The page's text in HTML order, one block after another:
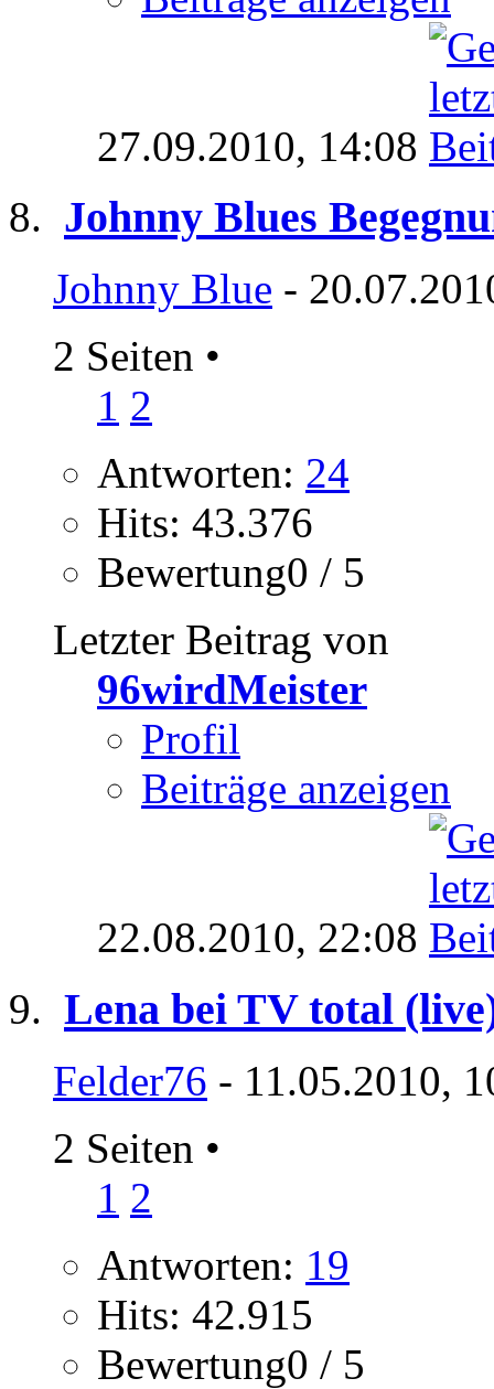
27.09.2010, 14:08
Johnny Blues
Johnny Blue -
2 Seiten •
1 2
Antworten: 24
Hits: 43.376
Bewertung0 / 5
Letzter Beitrag von
96wirdMeister
Profil
Beiträge anzeigen
22.08.2010, 22:08
Lena bei TV total
Felder76 - 11.05.2010,
2 Seiten •
1 2
Antworten: 19
Hits: 42.915
Bewertung0 / 5